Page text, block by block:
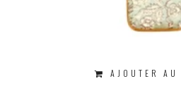
AJOUTER AU